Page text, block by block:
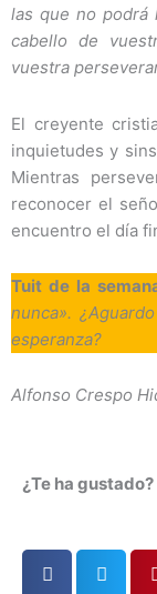
las que no podrá
cabello de
vuestra
El creyente
inquietudes y
Mientras
reconocer el
encuentro el día
Tuit de la
nunca».
esperanza?
Alfonso Crespo
¿Te ha